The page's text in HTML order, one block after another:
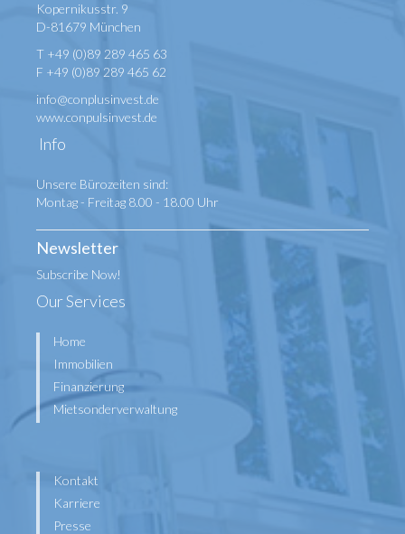
Kopernikusstr. 9
D-81679 München
T +49 (0)89 289 465 63
F +49 (0)89 289 465 62
info@conplusinvest.de
www.conpulsinvest.de
Info
Unsere Bürozeiten sind:
Montag - Freitag 8.00 - 18.00 Uhr
Newsletter
Subscribe Now!
Our Services
Home
Immobilien
Finanzierung
Mietsonderverwaltung
Kontakt
Karriere
Presse